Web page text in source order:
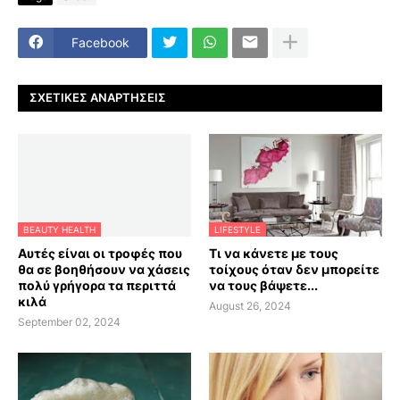
Facebook
ΣΧΕΤΙΚΈΣ ΑΝΑΡΤΉΣΕΙΣ
BEAUTY HEALTH
Αυτές είναι οι τροφές που
θα σε βοηθήσουν να χάσεις
πολύ γρήγορα τα περιττά
κιλά
September 02, 2024
LIFESTYLE
Τι να κάνετε με τους
τοίχους όταν δεν μπορείτε
να τους βάψετε...
August 26, 2024